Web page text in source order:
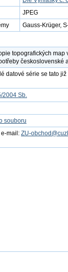
JPEG
Gauss-Krüger,
topografických
československé
datové série se tato
2004 Sb.
souboru
mail: ZU-